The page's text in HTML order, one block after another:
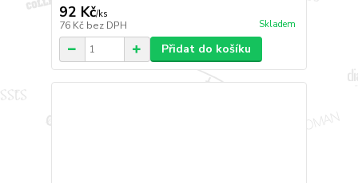
92 Kč/ks
76 Kč bez DPH Skladem
Přidat do košíku